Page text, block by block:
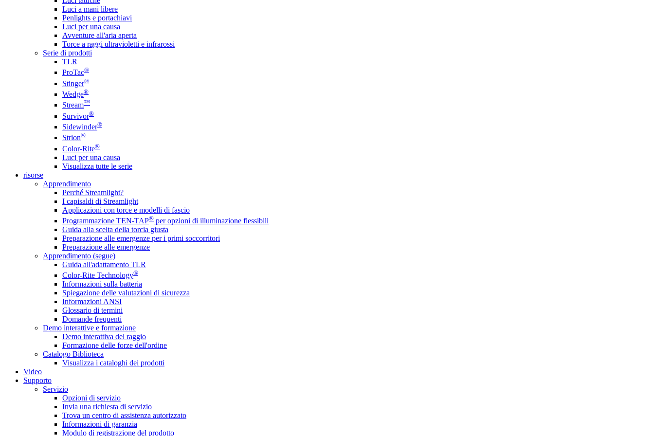
Luci a mani libere
Penlights e portachiavi
Luci per una causa
Avventure all'aria aperta
Torce a raggi ultravioletti e infrarossi
Serie di prodotti
TLR
ProTac®
Stinger®
Wedge®
Stream™
Survivor®
Sidewinder®
Strion®
Color-Rite®
Luci per una causa
Visualizza tutte le serie
risorse
Apprendimento
Perché Streamlight?
I capisaldi di Streamlight
Applicazioni con torce e modelli di fascio
Programmazione TEN-TAP® per opzioni di illuminazione flessibili
Guida alla scelta della torcia giusta
Preparazione alle emergenze per i primi soccorritori
Preparazione alle emergenze
Apprendimento (segue)
Guida all'adattamento TLR
Color-Rite Technology®
Informazioni sulla batteria
Spiegazione delle valutazioni di sicurezza
Informazioni ANSI
Glossario di termini
Domande frequenti
Demo interattive e formazione
Demo interattiva del raggio
Formazione delle forze dell'ordine
Catalogo Biblioteca
Visualizza i cataloghi dei prodotti
Video
Supporto
Servizio
Opzioni di servizio
Invia una richiesta di servizio
Trova un centro di assistenza autorizzato
Informazioni di garanzia
Modulo di registrazione del prodotto